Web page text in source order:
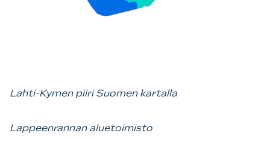
Lahti-Kymen piiri Suomen kartalla
Lappeenrannan aluetoimisto